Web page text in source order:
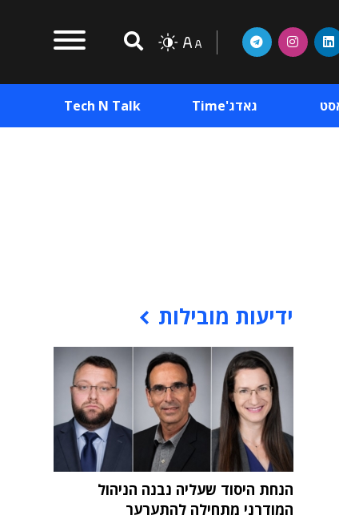
גאדג'Time Tech N Talk
ידיעות מובילות
הנחת היסוד שעליה נבנה הניהול
המודרני מתחילה להתערער